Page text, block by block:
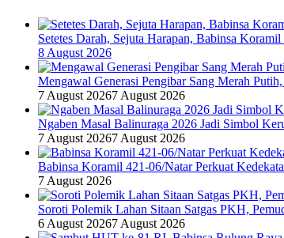
Setetes Darah, Sejuta Harapan, Babinsa
8 August 2026
Mengawal Generasi Pengibar Sang Merah
7 August 20267 August 2026
Ngaben Masal Balinuraga 2026 Jadi Simbol
7 August 20267 August 2026
Babinsa Koramil 421-06/Natar Perkuat
7 August 2026
Soroti Polemik Lahan Sitaan Satgas PKH,
6 August 20267 August 2026